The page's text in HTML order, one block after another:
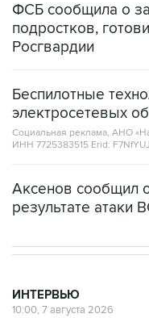
ФСБ сообщила о
подростков,
Росгвардии
Беспилотные
электросетевых
Социальная реклама, АНО
ИНН 7725383515 Erid:
Аксенов сообщил
результате атаки
ИНТЕРВЬЮ
10:00, 7 августа 2026